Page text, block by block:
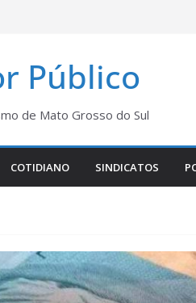
Público
de Mato Grosso do Sul
COTIDIANO SINDICATOS